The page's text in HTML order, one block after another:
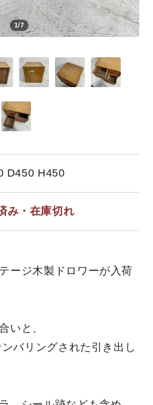
お問い合わせ
1/7
D450 H450
み・在庫切れ
ージ木製ドロワーが入荷
いと、
ンバリングされた引き出し